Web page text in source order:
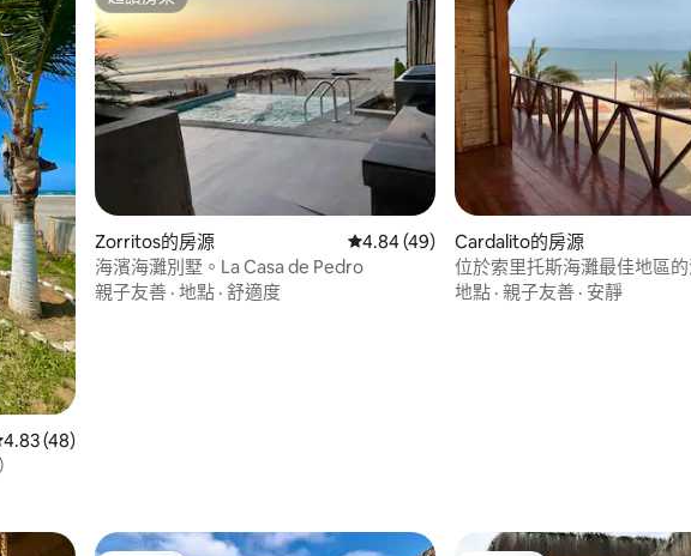
48 則評價中獲得 4.83 的平均評分（滿分 5 分）
4.83 (48)
超讚房東
Zorritos的房源 從 49 則評價中獲得 4.84 的平均評分（滿
4.84 (49)
海濱海灘別墅。La Casa de Pedro
親子友善 · 地點 · 舒適度
Cardalito的房源
位於索里托斯海灘最佳地區
地點 · 親子友善 · 安靜